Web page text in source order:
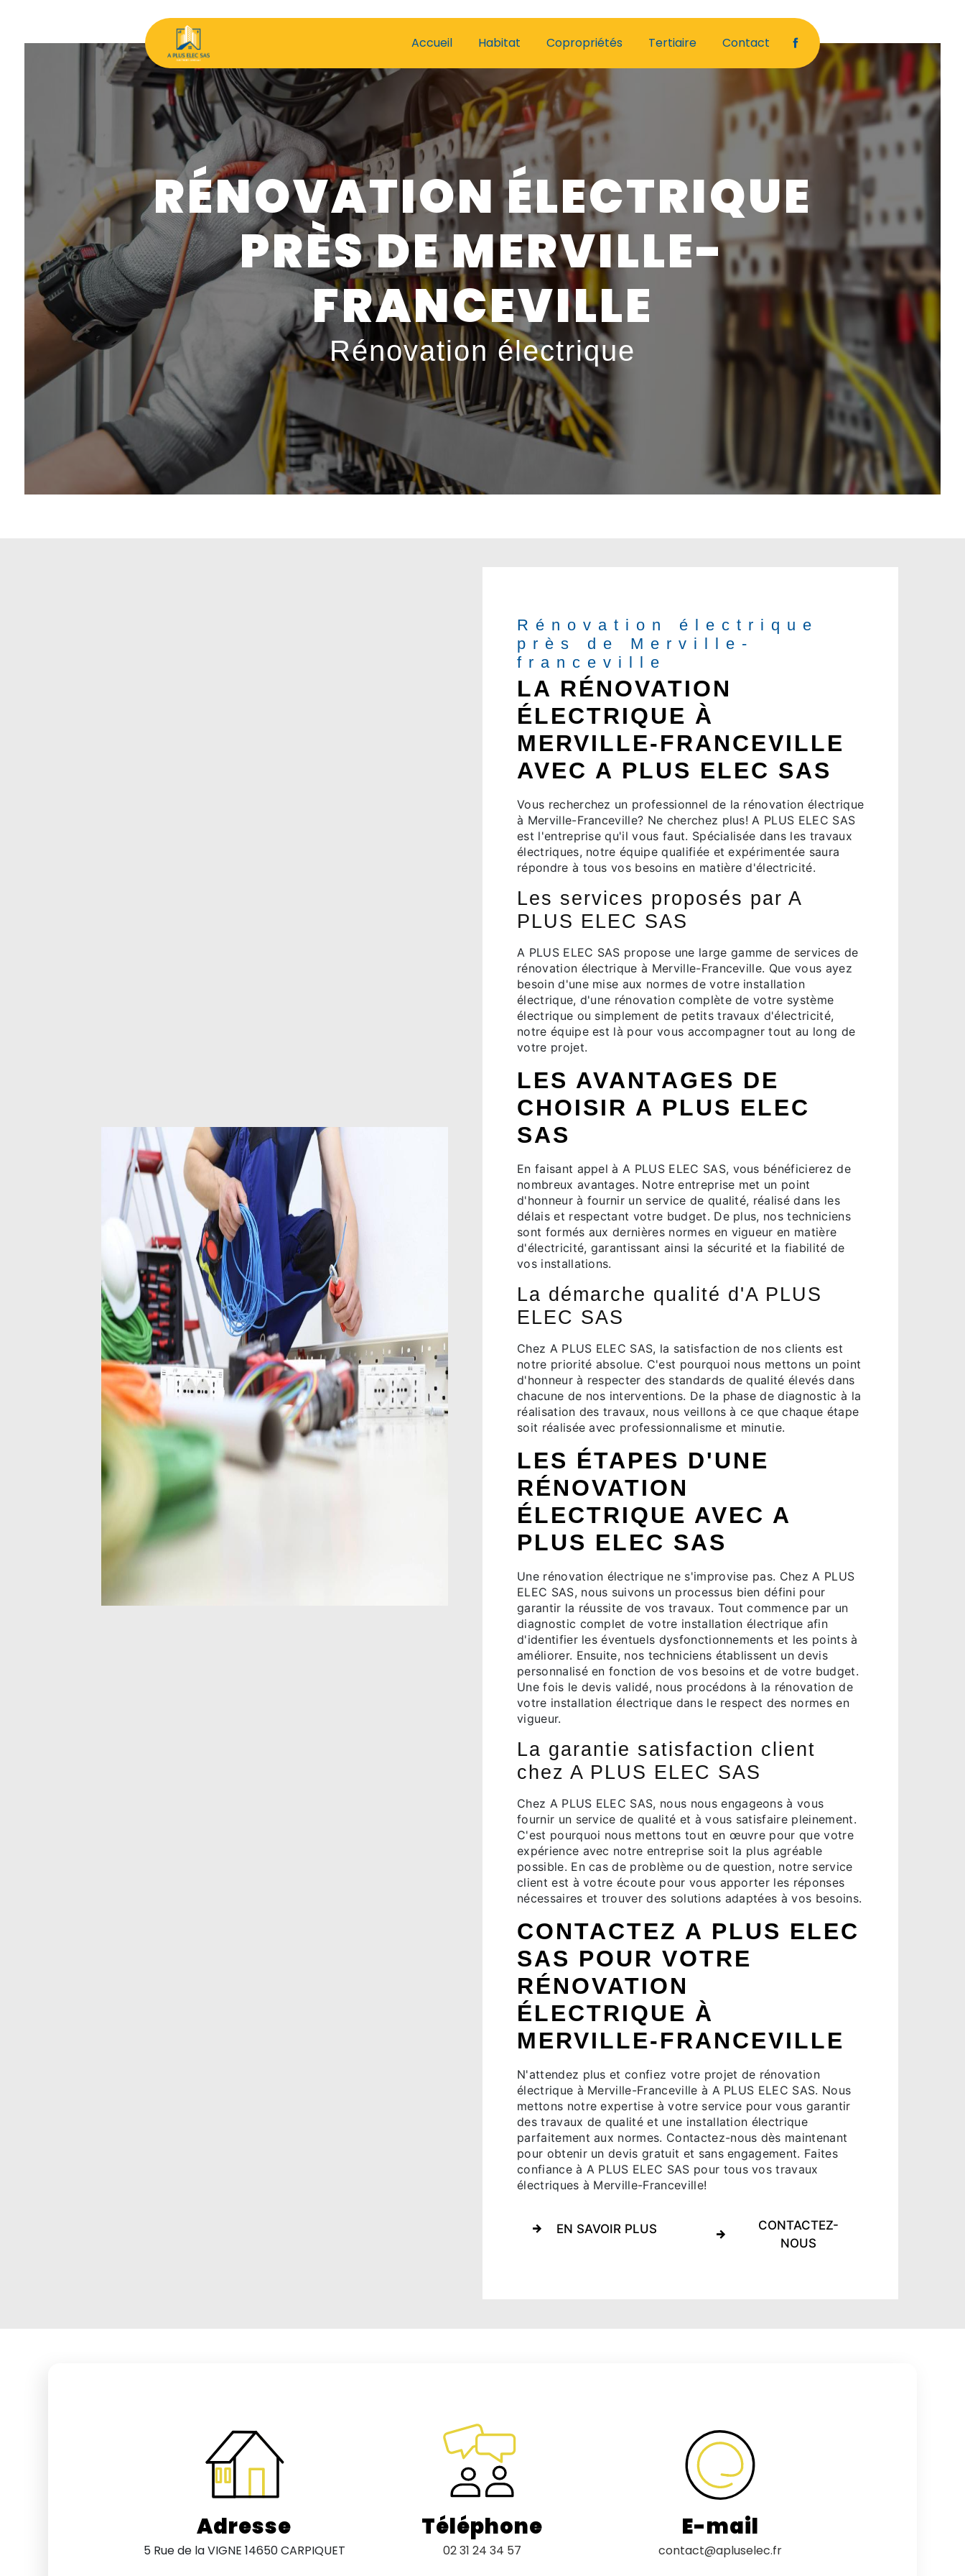
Accueil Habitat Copropriétés Tertiaire Contact
RÉNOVATION ÉLECTRIQUE
PRÈS DE MERVILLE-
FRANCEVILLE
Rénovation électrique
Rénovation électrique
près de Merville-
franceville
LA RÉNOVATION
ÉLECTRIQUE À
MERVILLE-FRANCEVILLE
AVEC A PLUS ELEC SAS
Vous recherchez un professionnel de la rénovation électrique
à Merville-Franceville? Ne cherchez plus! A PLUS ELEC SAS
est l'entreprise qu'il vous faut. Spécialisée dans les travaux
électriques, notre équipe qualifiée et expérimentée saura
répondre à tous vos besoins en matière d'électricité.
Les services proposés par A
PLUS ELEC SAS
A PLUS ELEC SAS propose une large gamme de services de
rénovation électrique à Merville-Franceville. Que vous ayez
besoin d'une mise aux normes de votre installation
électrique, d'une rénovation complète de votre système
électrique ou simplement de petits travaux d'électricité,
notre équipe est là pour vous accompagner tout au long de
votre projet.
LES AVANTAGES DE
CHOISIR A PLUS ELEC
SAS
En faisant appel à A PLUS ELEC SAS, vous bénéficierez de
nombreux avantages. Notre entreprise met un point
d'honneur à fournir un service de qualité, réalisé dans les
délais et respectant votre budget. De plus, nos techniciens
sont formés aux dernières normes en vigueur en matière
d'électricité, garantissant ainsi la sécurité et la fiabilité de
vos installations.
La démarche qualité d'A PLUS
ELEC SAS
Chez A PLUS ELEC SAS, la satisfaction de nos clients est
notre priorité absolue. C'est pourquoi nous mettons un point
d'honneur à respecter des standards de qualité élevés dans
chacune de nos interventions. De la phase de diagnostic à la
réalisation des travaux, nous veillons à ce que chaque étape
soit réalisée avec professionnalisme et minutie.
LES ÉTAPES D'UNE
RÉNOVATION
ÉLECTRIQUE AVEC A
PLUS ELEC SAS
Une rénovation électrique ne s'improvise pas. Chez A PLUS
ELEC SAS, nous suivons un processus bien défini pour
garantir la réussite de vos travaux. Tout commence par un
diagnostic complet de votre installation électrique afin
d'identifier les éventuels dysfonctionnements et les points à
améliorer. Ensuite, nos techniciens établissent un devis
personnalisé en fonction de vos besoins et de votre budget.
Une fois le devis validé, nous procédons à la rénovation de
votre installation électrique dans le respect des normes en
vigueur.
La garantie satisfaction client
chez A PLUS ELEC SAS
Chez A PLUS ELEC SAS, nous nous engageons à vous
fournir un service de qualité et à vous satisfaire pleinement.
C'est pourquoi nous mettons tout en œuvre pour que votre
expérience avec notre entreprise soit la plus agréable
possible. En cas de problème ou de question, notre service
client est à votre écoute pour vous apporter les réponses
nécessaires et trouver des solutions adaptées à vos besoins.
CONTACTEZ A PLUS ELEC
SAS POUR VOTRE
RÉNOVATION
ÉLECTRIQUE À
MERVILLE-FRANCEVILLE
N'attendez plus et confiez votre projet de rénovation
électrique à Merville-Franceville à A PLUS ELEC SAS. Nous
mettons notre expertise à votre service pour vous garantir
des travaux de qualité et une installation électrique
parfaitement aux normes. Contactez-nous dès maintenant
pour obtenir un devis gratuit et sans engagement. Faites
confiance à A PLUS ELEC SAS pour tous vos travaux
électriques à Merville-Franceville!
EN SAVOIR PLUS
CONTACTEZ-
NOUS
Adresse
5 Rue de la VIGNE 14650 CARPIQUET
Téléphone
02 31 24 34 57
E-mail
contact@apluselec.fr